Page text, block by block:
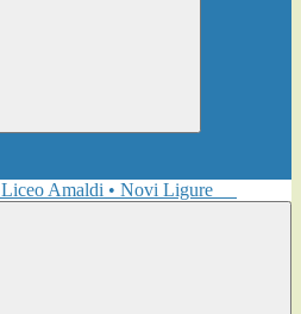
Liceo Amaldi • Novi Ligure